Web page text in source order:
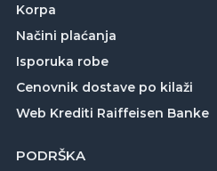
Korpa
Načini plaćanja
Isporuka robe
Cenovnik dostave po kilaži
Web Krediti Raiffeisen Banke
PODRŠKA